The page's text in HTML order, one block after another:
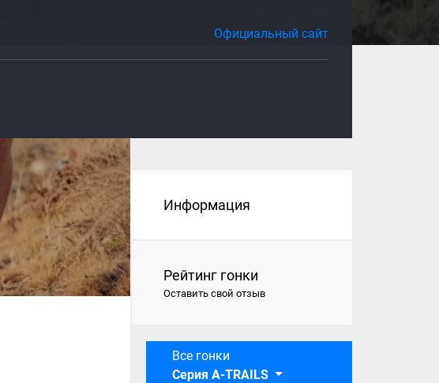
Официальный сайт
Информация
Рейтинг гонки
Оставить свой отзыв
Все гонки
Серия A-TRAILS